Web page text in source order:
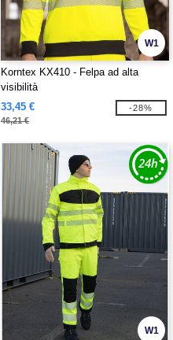
W1
Korntex KX410 - Felpa ad alta
visibilità
33,45 €
46,21 €
-28%
W1